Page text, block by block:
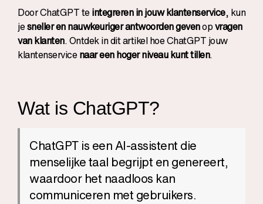
Door ChatGPT teintegreren in jouw klantenservice, kun
jesneller en nauwkeuriger antwoorden gevenopvragen
van klanten. Ontdek in dit artikel hoe ChatGPT jouw
klantenservicenaar een hoger niveau kunt tillen.
Wat is ChatGPT?
ChatGPT is een AI-assistent die
menselijke taal begrijpt en genereert,
waardoor het naadloos kan
communiceren met gebruikers.